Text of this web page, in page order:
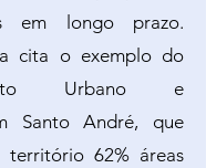
em longo prazo.
cita o exemplo do
Urbano e
Santo André, que
território 62% áreas